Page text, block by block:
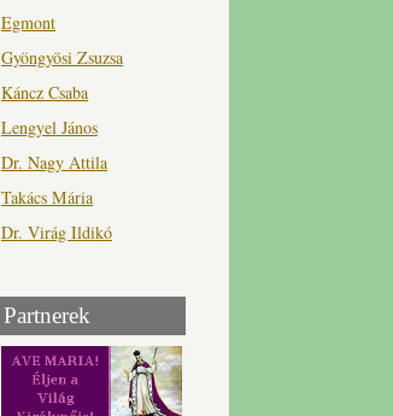
Egmont
Gyöngyösi Zsuzsa
Káncz Csaba
Lengyel János
Dr. Nagy Attila
Takács Mária
Dr. Virág Ildikó
Partnerek